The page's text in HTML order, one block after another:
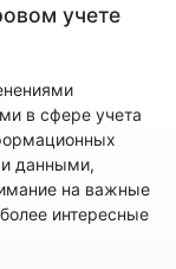
учете
в сфере учета
данными,
на важные
интересные